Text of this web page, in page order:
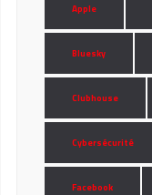
Apple
Bluesky
Clubhouse
Cybersécurité
Facebook